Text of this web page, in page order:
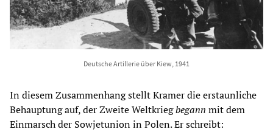
Deutsche Artillerie über Kiew, 1941
In diesem Zusammenhang stellt Kramer die erstaunliche
Behauptung auf, der Zweite Weltkriegbegann mit dem
Einmarsch der Sowjetunion in Polen. Er schreibt: